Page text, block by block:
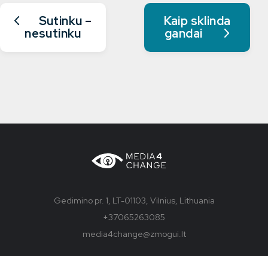
Sutinku –
nesutinku
Kaip sklinda
gandai
Gedimino pr. 1, LT-01103, Vilnius, Lithuania
+37065263085
media4change@zmogui.lt